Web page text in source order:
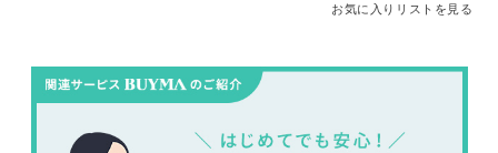
お気に入りリストを見る